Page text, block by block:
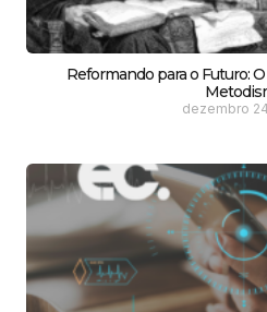
Reformando para o Futuro:
dezembro